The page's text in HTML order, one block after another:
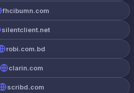
fhcibumn.com
silentclient.net
robi.com.bd
clarin.com
scribd.com